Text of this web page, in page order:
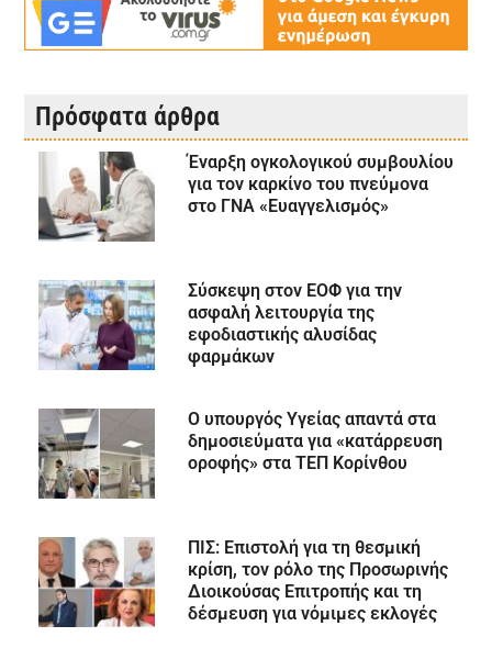
Πρόσφατα άρθρα
Έναρξη ογκολογικού συμβουλίου
για τον καρκίνο του πνεύμονα
στο ΓΝΑ «Ευαγγελισμός»
Σύσκεψη στον ΕΟΦ για την
ασφαλή λειτουργία της
εφοδιαστικής αλυσίδας
φαρμάκων
Ο υπουργός Υγείας απαντά στα
δημοσιεύματα για «κατάρρευση
οροφής» στα ΤΕΠ Κορίνθου
ΠΙΣ: Επιστολή για τη θεσμική
κρίση, τον ρόλο της Προσωρινής
Διοικούσας Επιτροπής και τη
δέσμευση για νόμιμες εκλογές